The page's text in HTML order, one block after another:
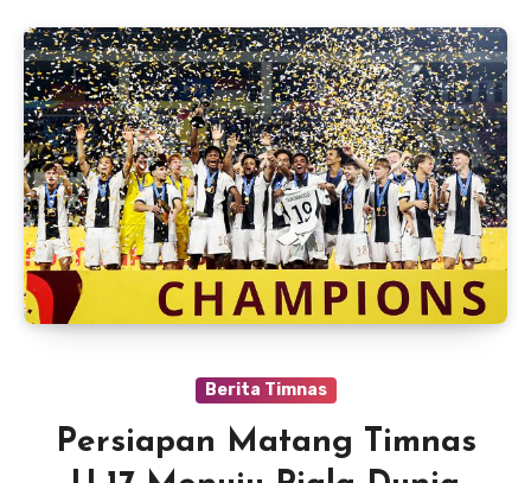
Berita Timnas
Persiapan Matang Timnas